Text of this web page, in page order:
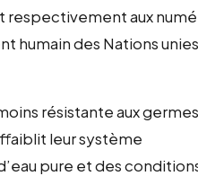
respectivement aux
humain des Nations
résistante aux germes
leur système
pure et des